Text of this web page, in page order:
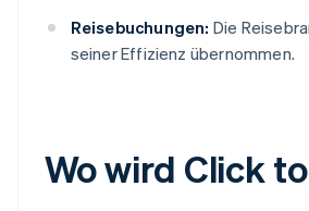
Reisebuchungen: Die
seiner Effizienz übernommen.
Wo wird Click